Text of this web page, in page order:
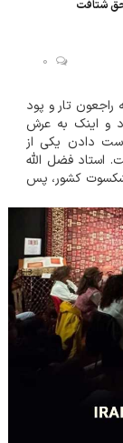
شتافت
0
راجعون تار و پود
و اینک به عرش
دادن یکی از
استاد فضل الله
کشور، پس